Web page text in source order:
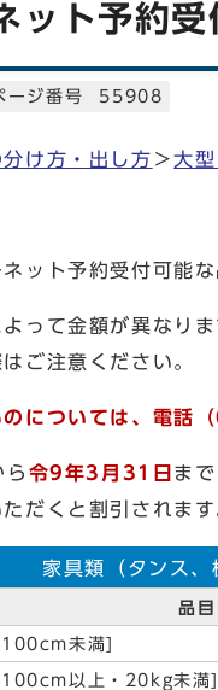
ット予約
ージ番号 55908
け方・出し方 ＞大
ット予約受付可能
って金額が異なり
ご注意ください。
のについては、電
令9年3月31日 ま
だくと割引されます
家具類（タンス、
品目
未満]
100cm以上・20kg未満]]